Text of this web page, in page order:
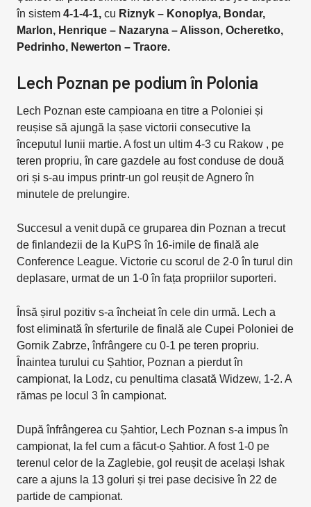
în sistem 4-1-4-1, cu Riznyk – Konoplya, Bondar,
Marlon, Henrique – Nazaryna – Alisson, Ocheretko,
Pedrinho, Newerton – Traore.
Lech Poznan pe podium în Polonia
Lech Poznan este campioana en titre a Poloniei și
reușise să ajungă la șase victorii consecutive la
începutul lunii martie. A fost un ultim 4-3 cu Rakow , pe
teren propriu, în care gazdele au fost conduse de două
ori și s-au impus printr-un gol reușit de Agnero în
minutele de prelungire.
Succesul a venit după ce gruparea din Poznan a trecut
de finlandezii de la KuPS în 16-imile de finală ale
Conference League. Victorie cu scorul de 2-0 în turul din
deplasare, urmat de un 1-0 în fața propriilor suporteri.
Însă șirul pozitiv s-a încheiat în cele din urmă. Lech a
fost eliminată în sferturile de finală ale Cupei Poloniei de
Gornik Zabrze, înfrângere cu 0-1 pe teren propriu.
Înaintea turului cu Șahtior, Poznan a pierdut în
campionat, la Lodz, cu penultima clasată Widzew, 1-2. A
rămas pe locul 3 în campionat.
După înfrângerea cu Șahtior, Lech Poznan s-a impus în
campionat, la fel cum a făcut-o Șahtior. A fost 1-0 pe
terenul celor de la Zaglebie, gol reușit de același Ishak
care a ajuns la 13 goluri și trei pase decisive în 22 de
partide de campionat.